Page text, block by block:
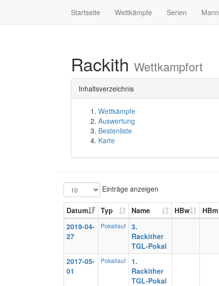
Startseite Wettkämpfe Serien
Rackith Wettkampfort
Inhaltsverzeichnis
Wettkämpfe
Auswertung
Bestenliste
Karte
Einträge anzeigen
Datum Typ Name HBw
HBm
2019-04-
27
Pokallauf
3.
Rackither
TGL-Pokal
2017-05-
01
Pokallauf
1.
Rackither
TGL-Pokal